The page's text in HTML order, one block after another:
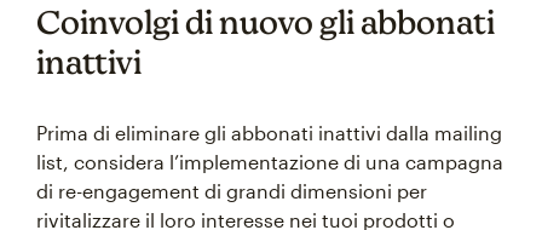
Coinvolgi di nuovo gli abbonati
inattivi
Prima di eliminare gli abbonati inattivi dalla mailing
list, considera l’implementazione di una campagna
di re-engagement di grandi dimensioni per
rivitalizzare il loro interesse nei tuoi prodotti o